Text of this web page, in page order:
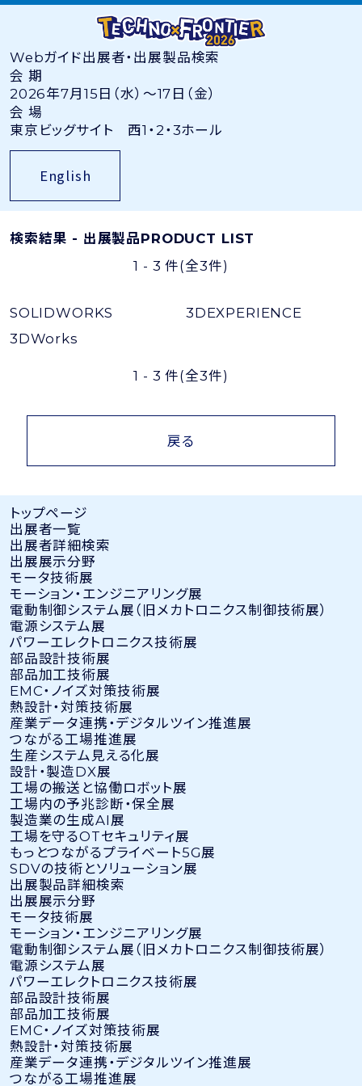
Webガイド出展者・出展製品検索
会 期
2026年7月15日（水）〜17日（金）
会 場
東京ビッグサイト 西1・2・3ホール
English
検索結果 - 出展製品PRODUCT LIST
1 - 3 件(全3件)
SOLIDWORKS
3DEXPERIENCE
3DWorks
1 - 3 件(全3件)
戻る
トップページ
出展者⼀覧
出展者詳細検索
出展展示分野
モータ技術展
モーション・エンジニアリング展
電動制御システム展（旧メカトロニクス制御技術展）
電源システム展
パワーエレクトロニクス技術展
部品設計技術展
部品加工技術展
EMC・ノイズ対策技術展
熱設計・対策技術展
産業データ連携・デジタルツイン推進展
つながる工場推進展
生産システム見える化展
設計・製造DX展
工場の搬送と協働ロボット展
工場内の予兆診断・保全展
製造業の生成AI展
工場を守るOTセキュリティ展
もっとつながるプライベート5G展
SDVの技術とソリューション展
出展製品詳細検索
出展展示分野
モータ技術展
モーション・エンジニアリング展
電動制御システム展（旧メカトロニクス制御技術展）
電源システム展
パワーエレクトロニクス技術展
部品設計技術展
部品加工技術展
EMC・ノイズ対策技術展
熱設計・対策技術展
産業データ連携・デジタルツイン推進展
つながる工場推進展